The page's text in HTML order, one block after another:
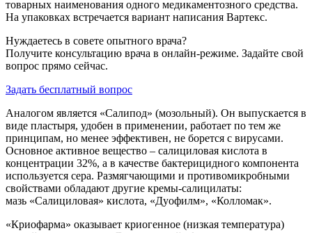
товарных наименования одного медикаментозного средства.
На упаковках встречается вариант написания Вартекс.
Нуждаетесь в совете опытного врача?
Получите консультацию врача в онлайн-режиме. Задайте свой
вопрос прямо сейчас.
Задать бесплатный вопрос
Аналогом является «Салипод» (мозольный). Он выпускается в
виде пластыря, удобен в применении, работает по тем же
принципам, но менее эффективен, не борется с вирусами.
Основное активное вещество – салициловая кислота в
концентрации 32%, а в качестве бактерицидного компонента
используется сера. Размягчающими и противомикробными
свойствами обладают другие кремы-салицилаты:
мазь «Салициловая» кислота, «Дуофилм», «Колломак».
«Криофарма» оказывает криогенное (низкая температура)